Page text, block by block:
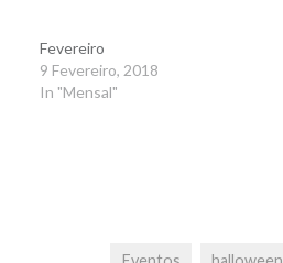
Fevereiro
9 Fevereiro, 2018
In "Mensal"